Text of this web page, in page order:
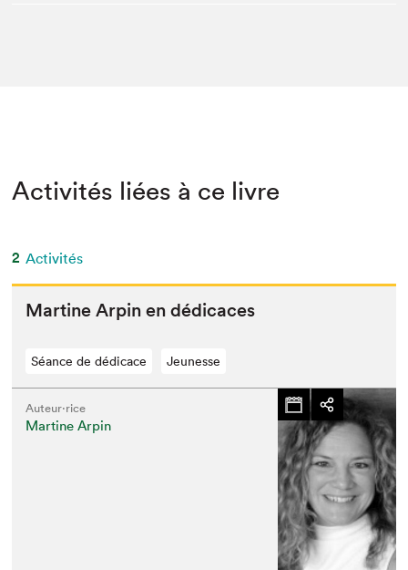
Activités liées à ce livre
2 Activités
Mar­tine Arpin en dédicaces
Séance de dédicace Jeunesse
Auteur·rice
Martine Arpin